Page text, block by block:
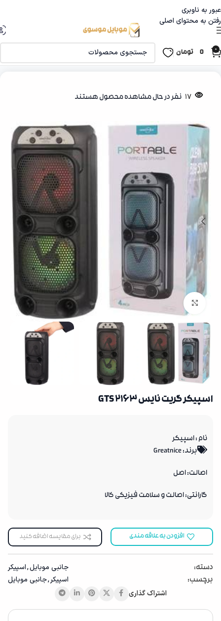
عبور به ناوبری
رفتن به محتوای اصلی
0
0 تومان
اسپیکر
17 نفر در حال مشاهده محصول هستند
بزرگنمایی تصویر
اسپیکر گریت نایس GTS 2163
نام : اسپیکر
برند: Greatnice
اصالت: اصل
گارانتی: اصالت و سلامت فیزیکی کالا
افزودن به علاقه مندی برای مقایسه اضافه کنید
دسته: جانبی موبایل,اسپیکر
برچسب:
اسپیکر,جانبی موبایل
اشتراک گذاری